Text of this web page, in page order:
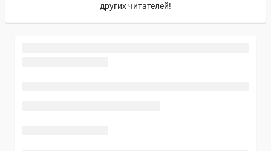
других читателей!